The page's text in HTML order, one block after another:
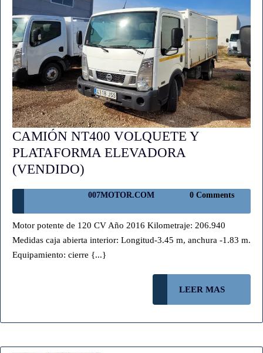
CAMIÓN NT400 VOLQUETE Y
PLATAFORMA ELEVADORA
(VENDIDO)
NT400
VOLQUETE
Y
PLATAFORMA
ELEVADORA
007MOTOR.COM 007MOTOR.COM
0 Comments
Motor potente de 120 CV Año 2016 Kilometraje: 206.940
Medidas caja abierta interior: Longitud-3.45 m, anchura -1.83 m.
Equipamiento: cierre {...}
LEER MAS
MAS